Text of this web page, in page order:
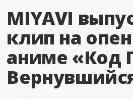
MIYAVI
клип на
аниме «Код